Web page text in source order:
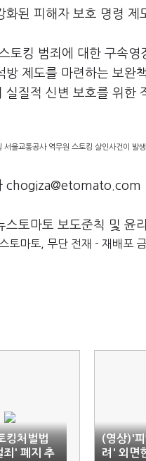
화된 피해자 보호 명령 제
토킹 범죄에 대한 구속
방 제도를 마련하는 보완
실질적 신변 보호를 위한
서울교통공사 역무원 스토킹 살인사건이 발
chogiza@etomato.com
스토마토 보도준칙 및 윤
토마토, 무단 전재 - 재배포 금
킹처벌법
죄' 폐지 추
(영상)'피
려' 외면